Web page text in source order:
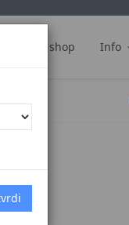
Web shop Info